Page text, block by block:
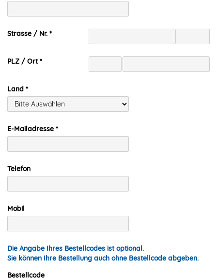
Strasse / Nr.
PLZ / Ort
Land
E-Mailadresse
Telefon
Mobil
Die Angabe Ihres Bestellcodes ist optional.
Sie können Ihre Bestellung auch ohne Bestellcode abgeben.
Bestellcode